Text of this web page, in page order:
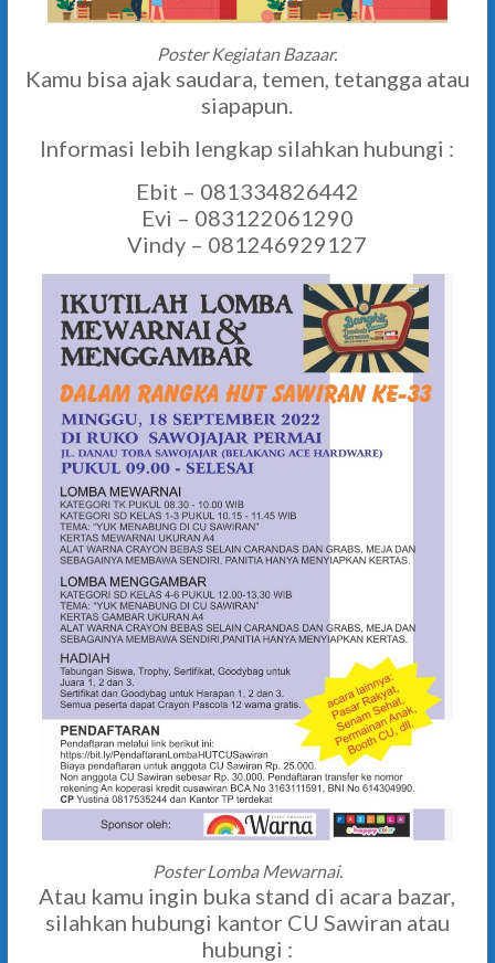
Poster Kegiatan Bazaar.
Kamu bisa ajak saudara, temen, tetangga atau
siapapun.
Informasi lebih lengkap silahkan hubungi :
Ebit – 081334826442
Evi – 083122061290
Vindy – 081246929127
Poster Lomba Mewarnai.
Atau kamu ingin buka stand di acara bazar,
silahkan hubungi kantor CU Sawiran atau
hubungi :